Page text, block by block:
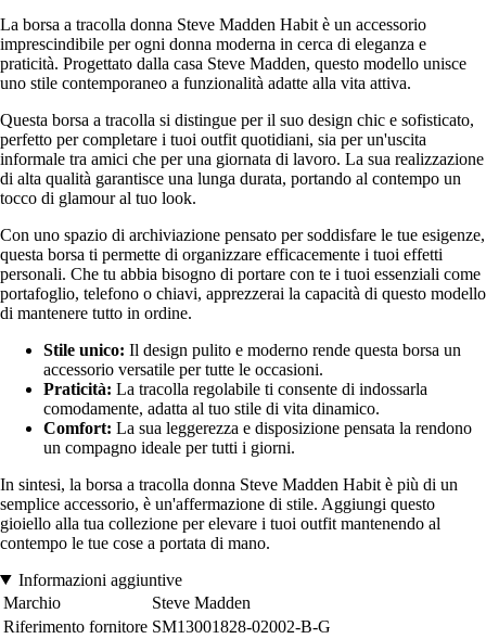
La borsa a tracolla donna Steve Madden Habit è un accessorio
imprescindibile per ogni donna moderna in cerca di eleganza e
praticità. Progettato dalla casa Steve Madden, questo modello unisce
uno stile contemporaneo a funzionalità adatte alla vita attiva.
Questa borsa a tracolla si distingue per il suo design chic e sofisticato,
perfetto per completare i tuoi outfit quotidiani, sia per un'uscita
informale tra amici che per una giornata di lavoro. La sua realizzazione
di alta qualità garantisce una lunga durata, portando al contempo un
tocco di glamour al tuo look.
Con uno spazio di archiviazione pensato per soddisfare le tue esigenze,
questa borsa ti permette di organizzare efficacemente i tuoi effetti
personali. Che tu abbia bisogno di portare con te i tuoi essenziali come
portafoglio, telefono o chiavi, apprezzerai la capacità di questo modello
di mantenere tutto in ordine.
Stile unico: Il design pulito e moderno rende questa borsa un
accessorio versatile per tutte le occasioni.
Praticità: La tracolla regolabile ti consente di indossarla
comodamente, adatta al tuo stile di vita dinamico.
Comfort: La sua leggerezza e disposizione pensata la rendono
un compagno ideale per tutti i giorni.
In sintesi, la borsa a tracolla donna Steve Madden Habit è più di un
semplice accessorio, è un'affermazione di stile. Aggiungi questo
gioiello alla tua collezione per elevare i tuoi outfit mantenendo al
contempo le tue cose a portata di mano.
Informazioni aggiuntive
Marchio
Steve Madden
Riferimento fornitore SM13001828-02002-B-G